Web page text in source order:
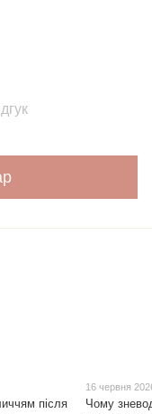
після
16 червня
Чому